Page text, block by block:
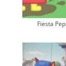
Fiesta